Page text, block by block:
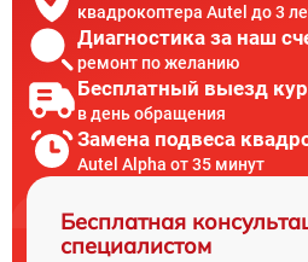
квадрокоптера Autel до 3
Диагностика за наш
ремонт по желанию
Бесплатный выезд
в день обращения
Замена подвеса
Autel Alpha от 35 минут
Бесплатная
специалистом